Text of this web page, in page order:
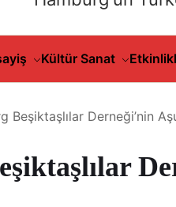
Kültür Sanat
Beşiktaşlılar Derneği’nin